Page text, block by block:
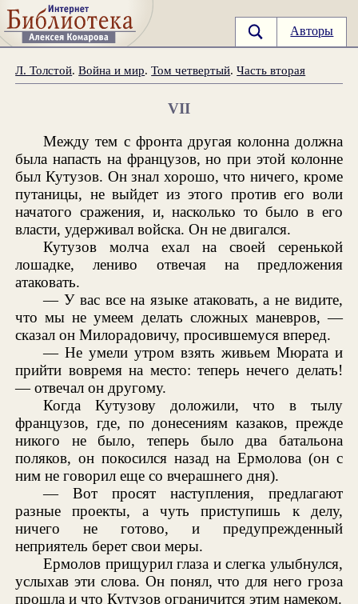
Авторы
Л. Толстой.Война и мир.Том четвертый.Часть вторая
VII
Между тем с фронта другая колонна должна
была напасть на французов, но при этой колонне
был Кутузов. Он знал хорошо, что ничего, кроме
путаницы, не выйдет из этого против его воли
начатого сражения, и, насколько то было в его
власти, удерживал войска. Он не двигался.
Кутузов молча ехал на своей серенькой
лошадке, лениво отвечая на предложения
атаковать.
— У вас все на языке атаковать, а не видите,
что мы не умеем делать сложных маневров, —
сказал он Милорадовичу, просившемуся вперед.
— Не умели утром взять живьем Мюрата и
прийти вовремя на место: теперь нечего делать!
— отвечал он другому.
Когда Кутузову доложили, что в тылу
французов, где, по донесениям казаков, прежде
никого не было, теперь было два батальона
поляков, он покосился назад на Ермолова (он с
ним не говорил еще со вчерашнего дня).
— Вот просят наступления, предлагают
разные проекты, а чуть приступишь к делу,
ничего не готово, и предупрежденный
неприятель берет свои меры.
Ермолов прищурил глаза и слегка улыбнулся,
услыхав эти слова. Он понял, что для него гроза
прошла и что Кутузов ограничится этим намеком.